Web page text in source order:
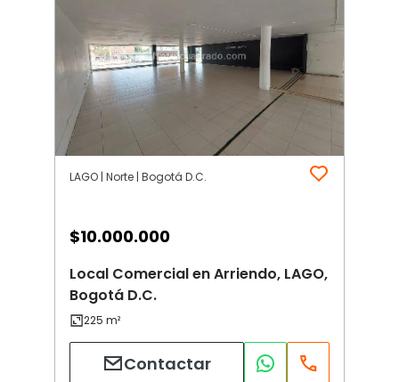
LAGO | Norte | Bogotá D.C.
$10.000.000
Local Comercial en Arriendo, LAGO,
Bogotá D.C.
Contactar